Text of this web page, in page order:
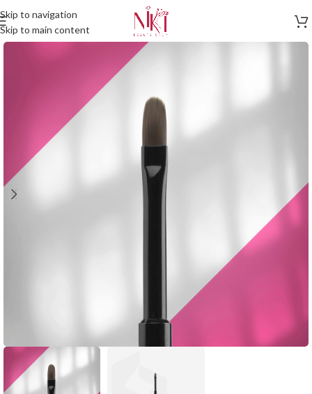
Skip to navigation
Skip to main content